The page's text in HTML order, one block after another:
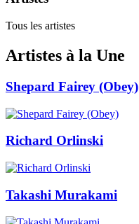
Tous les artistes
Artistes à la Une
Shepard Fairey (Obey)
Richard Orlinski
Takashi Murakami